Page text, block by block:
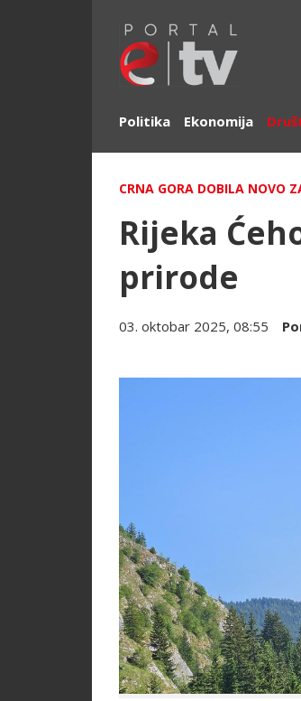
Politika Ekonomija
CRNA GORA DOBILA NOVO
Rijeka
prirode
03. oktobar 2025, 08:55